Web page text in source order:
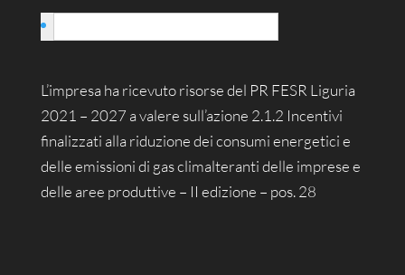
L’impresa ha ricevuto risorse del PR FESR Liguria
2021 – 2027 a valere sull’azione 2.1.2 Incentivi
finalizzati alla riduzione dei consumi energetici e
delle emissioni di gas climalteranti delle imprese e
delle aree produttive – II edizione – pos. 28